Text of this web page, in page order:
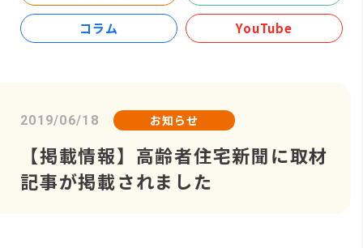
コラム YouTube
2019/06/18 お知らせ
【掲載情報】高齢者住宅新聞に取材
記事が掲載されました